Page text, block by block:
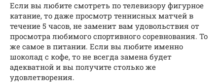
Если вы любите смотреть по телевизору фигурное
катание, то даже просмотр теннисных матчей в
течение 5 часов, не заменит вам удовольствия от
просмотра любимого спортивного соревнования. То
же самое в питании. Если вы любите именно
шоколад с кофе, то не всегда замена будет
адекватной и вы получите столько же
удовлетворения.